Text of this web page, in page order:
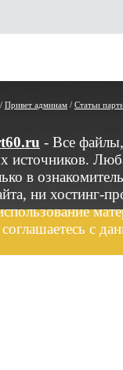
/ Привет админам / Статьи
- Все
источников.
в
ни хостинг-
с